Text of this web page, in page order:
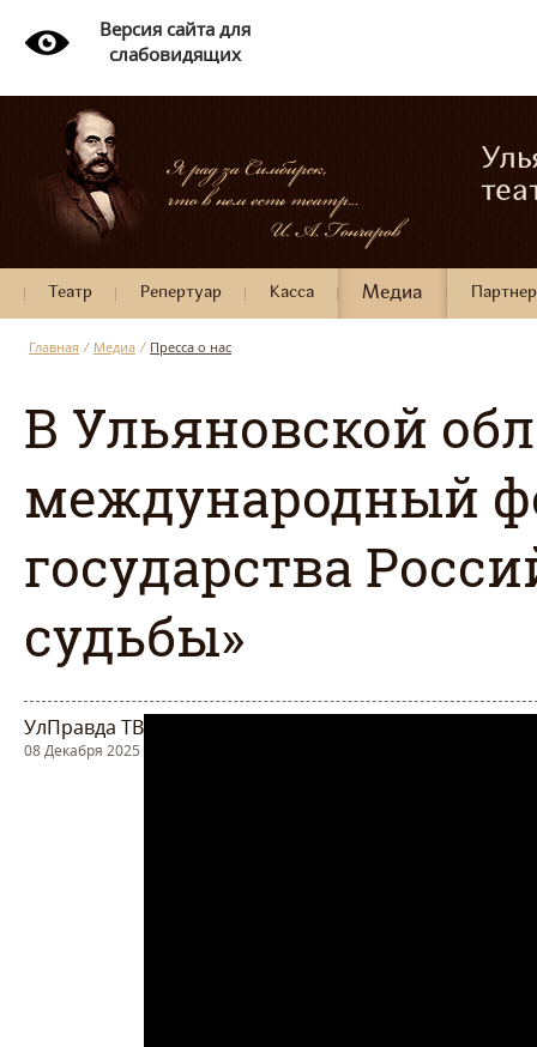
Версия сайта для
слабовидящих
Театр Репертуар Касса Медиа
Главная / Медиа / Пресса о нас
В Ульяновской
международный
государства
судьбы»
УлПравда ТВ
08 Декабря 2025